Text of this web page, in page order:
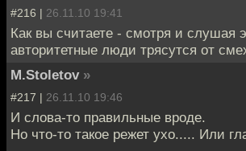
#216 | 26.11.10 19:41
Как вы считаете - смотря и слушая
авторитетные люди трясутся от
M.Stoletov »
#217 | 26.11.10 19:46
И слова-то правильные вроде.
Но что-то такое режет ухо..... Или